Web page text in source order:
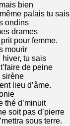
bien
palais tu sais
ondins
drames
pour femme.
mourir
hiver, tu sais
de peine
sirène
lieu d’âme.
thé d’minuit
soit pas d’pierre
sous terre.